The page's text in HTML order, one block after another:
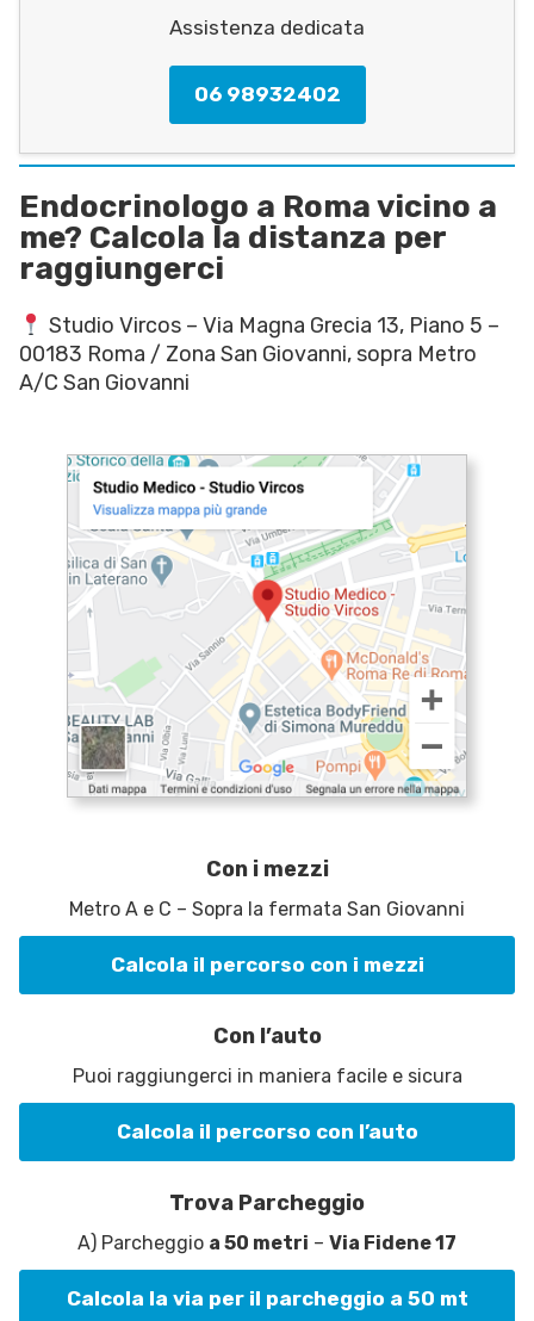
Assistenza dedicata
06 98932402
Endocrinologo a Roma vicino a
me? Calcola la distanza per
raggiungerci
Studio Vircos – Via Magna Grecia 13, Piano 5 –
00183 Roma / Zona San Giovanni, sopra Metro
A/C San Giovanni
Con i mezzi
Metro A e C – Sopra la fermata San Giovanni
Calcola il percorso con i mezzi
Con l’auto
Puoi raggiungerci in maniera facile e sicura
Calcola il percorso con l’auto
Trova Parcheggio
A) Parcheggio a 50 metri – Via Fidene 17
Calcola la via per il parcheggio a 50 mt